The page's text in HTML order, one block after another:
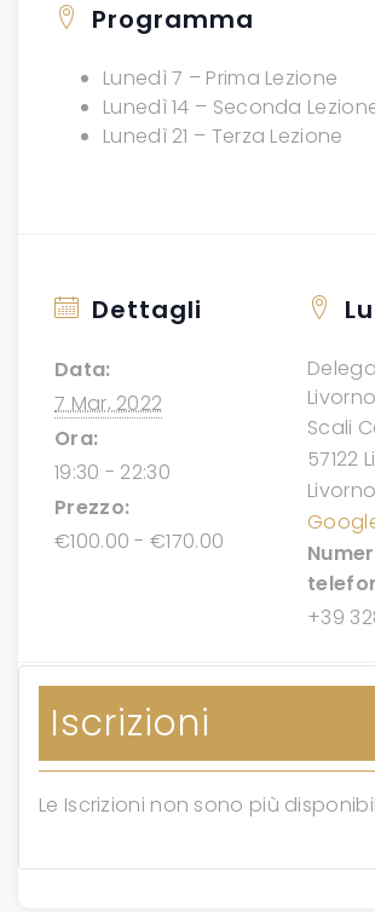
Programma
Lunedì 7 – Prima Lezione
Lunedì 14 – Seconda
Lunedì 21 – Terza Lezione
Dettagli
Data:
7 Mar, 2022
Ora:
19:30 - 22:30
Prezzo:
€100.00 - €170.00
Livorno
Scali
57122
+39
Iscrizioni
Le Iscrizioni non sono più